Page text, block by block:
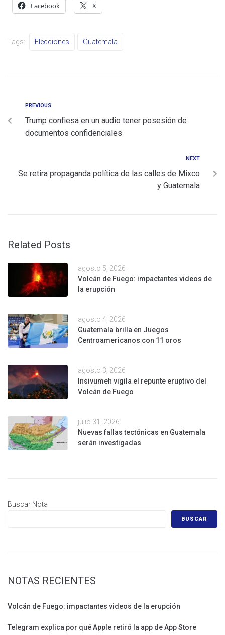
Facebook X
Tags: Elecciones Guatemala
PREVIOUS
Trump confiesa en un audio tener posesión de
documentos confidenciales
NEXT
Se retira propaganda política de las calles de Mixco
y Guatemala
Related Posts
agosto 5, 2026
Volcán de Fuego: impactantes videos de
la erupción
agosto 4, 2026
Guatemala brilla en Juegos
Centroamericanos con 11 oros
agosto 3, 2026
Insivumeh vigila el repunte eruptivo del
Volcán de Fuego
julio 31, 2026
Nuevas fallas tectónicas en Guatemala
serán investigadas
Buscar Nota
BUSCAR
NOTAS RECIENTES
Volcán de Fuego: impactantes videos de la erupción
Telegram explica por qué Apple retiró la app de App Store